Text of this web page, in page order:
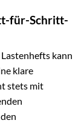
für-Schritt-
kann
klare
stets mit